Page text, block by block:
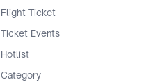
Flight Ticket
Ticket Events
Hotlist
Category